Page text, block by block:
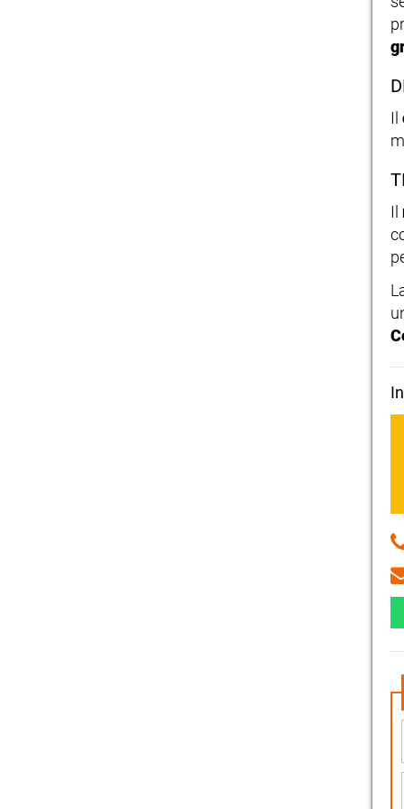
Il
Il